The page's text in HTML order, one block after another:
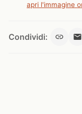
apri l'immagine
Condividi: